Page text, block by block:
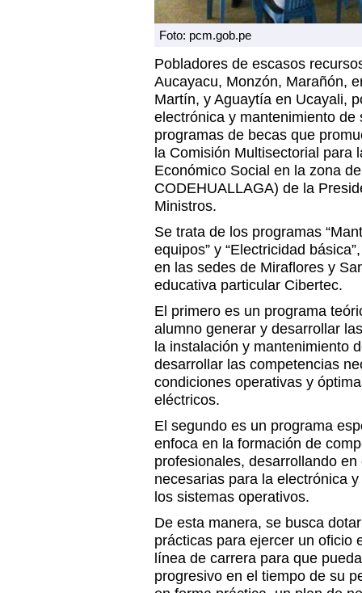
Foto: pcm.gob.pe
Pobladores de escasos
Aucayacu, Monzón, Marañón,
Martín, y Aguaytía en Ucayali,
electrónica y mantenimiento
programas de becas que
la Comisión Multisectorial para
Económico Social en la zona
CODEHUALLAGA) de la
Ministros.
Se trata de los programas
equipos” y “Electricidad
en las sedes de Miraflores y
educativa particular Cibertec.
El primero es un programa
alumno generar y desarrollar
la instalación y mantenimiento
desarrollar las competencias
condiciones operativas y
eléctricos.
El segundo es un programa
enfoca en la formación de
profesionales, desarrollando
necesarias para la electrónica
los sistemas operativos.
De esta manera, se busca
prácticas para ejercer un oficio
línea de carrera para que
progresivo en el tiempo de su